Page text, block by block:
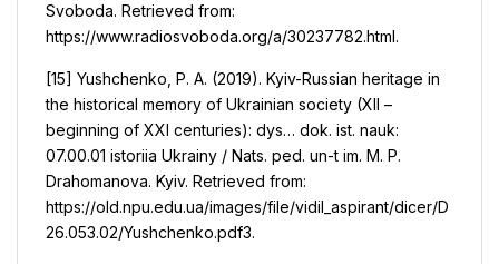
Svoboda. Retrieved from:
https://www.radiosvoboda.org/a/30237782.html.
[15] Yushchenko, P. A. (2019). Kyiv-Russian heritage in
the historical memory of Ukrainian society (XII –
beginning of XXI centuries): dys… dok. ist. nauk:
07.00.01 istoriia Ukrainy / Nats. ped. un-t im. M. P.
Drahomanova. Kyiv. Retrieved from:
https://old.npu.edu.ua/images/file/vidil_aspirant/dicer/D
26.053.02/Yushchenko.pdf3.